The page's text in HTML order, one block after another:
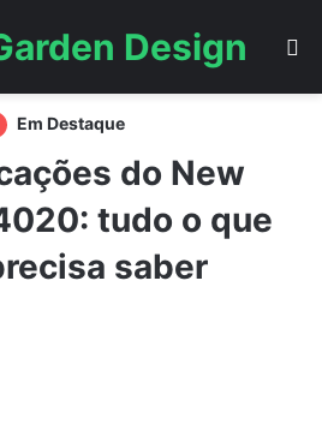
Design
Em Destaque
do New
tudo o que
saber